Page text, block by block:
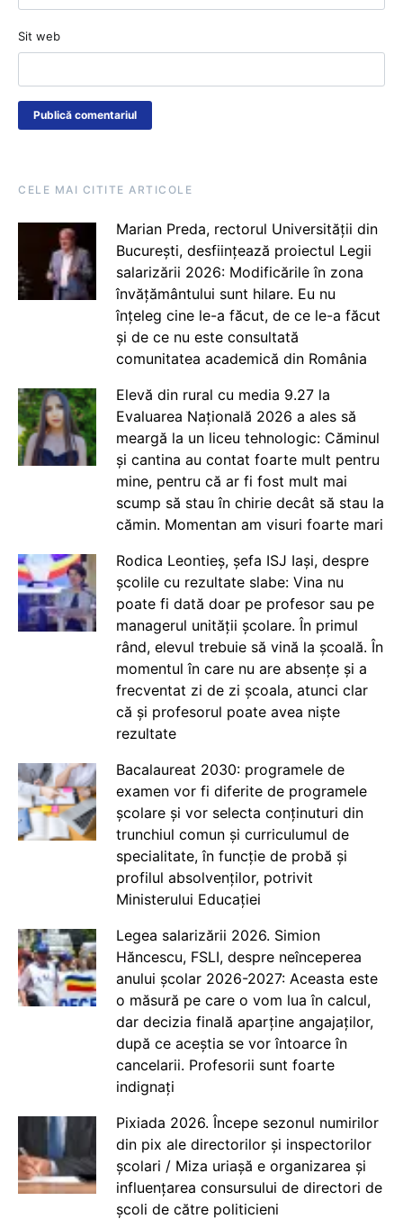
Sit web
CELE MAI CITITE ARTICOLE
Marian Preda, rectorul Universității din
București, desființează proiectul Legii
salarizării 2026: Modificările în zona
învățământului sunt hilare. Eu nu
înțeleg cine le-a făcut, de ce le-a făcut
și de ce nu este consultată
comunitatea academică din România
Elevă din rural cu media 9.27 la
Evaluarea Națională 2026 a ales să
meargă la un liceu tehnologic: Căminul
și cantina au contat foarte mult pentru
mine, pentru că ar fi fost mult mai
scump să stau în chirie decât să stau la
cămin. Momentan am visuri foarte mari
Rodica Leontieș, șefa ISJ Iași, despre
școlile cu rezultate slabe: Vina nu
poate fi dată doar pe profesor sau pe
managerul unității școlare. În primul
rând, elevul trebuie să vină la școală. În
momentul în care nu are absențe și a
frecventat zi de zi școala, atunci clar
că și profesorul poate avea niște
rezultate
Bacalaureat 2030: programele de
examen vor fi diferite de programele
școlare și vor selecta conținuturi din
trunchiul comun și curriculumul de
specialitate, în funcție de probă și
profilul absolvenților, potrivit
Ministerului Educației
Legea salarizării 2026. Simion
Hăncescu, FSLI, despre neînceperea
anului școlar 2026-2027: Aceasta este
o măsură pe care o vom lua în calcul,
dar decizia finală aparține angajaților,
după ce aceștia se vor întoarce în
cancelarii. Profesorii sunt foarte
indignați
Pixiada 2026. Începe sezonul numirilor
din pix ale directorilor și inspectorilor
școlari / Miza uriașă e organizarea și
influențarea consursului de directori de
școli de către politicieni